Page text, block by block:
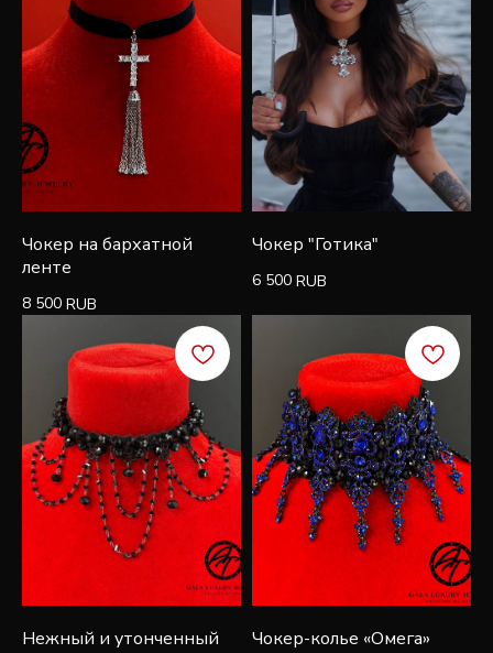
Чокер на бархатной
ленте
8 500 RUB
Чокер "Готика"
6 500 RUB
Нежный и утонченный
Чокер-колье «Омега»
Подпишитесь, чтобы получить скидку 7% на
первую покупку и быть в курсе эксклюзивных
новостей, стилей и рекламных акций
СКИДКА 7%
Подписаться